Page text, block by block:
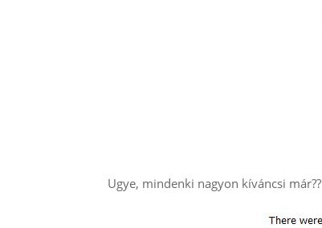
Ugye, mindenki nagyon kíváncsi már??